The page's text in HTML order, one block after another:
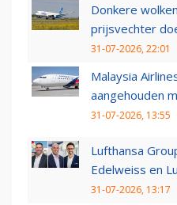
Donkere
prijsvechter
31-07-2026, 22:01
Malaysia
aangehouden
31-07-2026, 13:55
Lufthansa
Edelweiss en
31-07-2026, 13:17